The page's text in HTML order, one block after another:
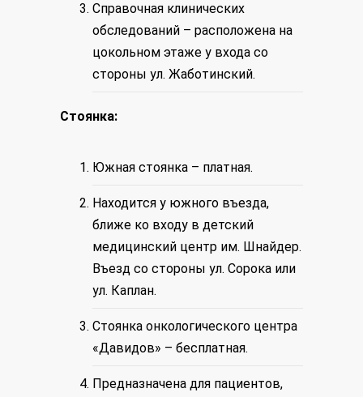
Справочная клинических
обследований – расположена на
цокольном этаже у входа со
стороны ул. Жаботинский.
Стоянка:
Южная стоянка – платная.
Находится у южного въезда,
ближе ко входу в детский
медицинский центр им. Шнайдер.
Въезд со стороны ул. Сорока или
ул. Каплан.
Стоянка онкологического центра
«Давидов» – бесплатная.
Предназначена для пациентов,